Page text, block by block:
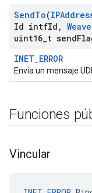
SendTo(
Id intfId , Weave
uint16 t send
INET_ERROR
Envía un mensaje
Funciones
Vincular